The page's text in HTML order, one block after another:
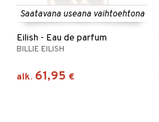
Saatavana useana vaihtoehtona
Eilish - Eau de parfum
BILLIE EILISH
alk. 61,95 €